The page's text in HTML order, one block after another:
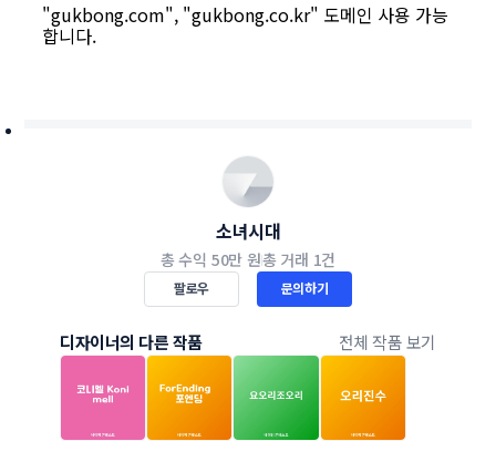
"gukbong.com", "gukbong.co.kr" 도메인 사용 가능
합니다.
소녀시대
총 수익 50만 원총 거래 1건
팔로우 문의하기
디자이너의 다른 작품 전체 작품 보기